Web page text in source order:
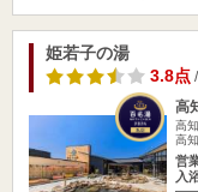
姫若子の湯
3.8点/
高
高
高
営
入